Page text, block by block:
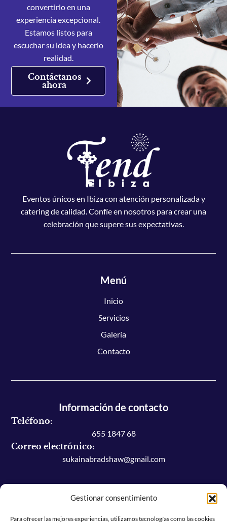
Gestionar consentimiento
Para ofrecer las mejores experiencias, utilizamos tecnologías como las cookies
convertirlo en una
experiencia excepcional.
Estamos listos para
escuchar su idea y hacerlo
realidad.
Contáctanos
ahora
Eventos únicos en Ibiza con atención personalizada y
catering de calidad. Confíe en nosotros para crear una
celebración que supere sus expectativas.
Menú
Inicio
Servicios
Galería
Contacto
Información de contacto
Teléfono:
655 1847 68
Correo electrónico:
sukainabradshaw@gmail.com